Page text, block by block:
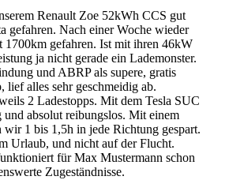
neuem
Fenster
geöffnet)
neuem
Fenster
geöffnet)
neuem
Fenster
geöffnet)
Renault Zoe 52kWh CCS gut
gefahren. Nach einer Woche wieder
1700km gefahren. Ist mit ihren 46kW
ja nicht gerade ein Lademonster.
und ABRP als supere, gratis
lief alles sehr geschmeidig ab.
2 Ladestopps. Mit dem Tesla SUC
absolut reibungslos. Mit einem
wir 1 bis 1,5h in jede Richtung gespart.
Urlaub, und nicht auf der Flucht.
für Max Mustermann schon
Zugeständnisse.